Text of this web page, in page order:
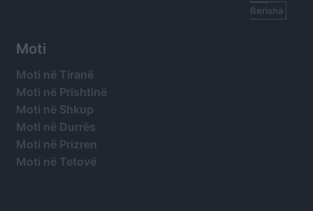
Berisha
Moti
Moti në Tiranë
Moti në Prishtinë
Moti në Shkup
Moti në Durrës
Moti në Prizren
Moti në Tetovë